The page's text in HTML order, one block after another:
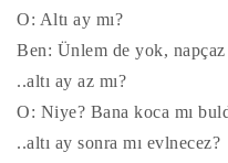
O: Altı ay mı?
Ben: Ünlem de yok,
..altı ay az mı?
O: Niye? Bana koca mı
..altı ay sonra mı evlnecez?